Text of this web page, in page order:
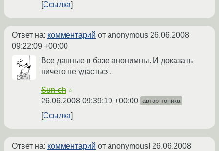
Ссылка
Ответ на: комментарий от anonymous 26.06.2008
09:22:09 +00:00
Все данные в базе анонимны. И доказать
ничего не удасться.
Sun-ch ☆
26.06.2008 09:39:19 +00:00 автор топика
Ссылка
Ответ на: комментарий от anonymousI 26.06.2008